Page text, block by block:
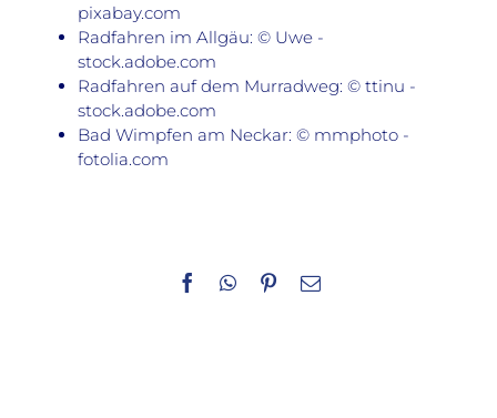
pixabay.com
Radfahren im Allgäu: © Uwe -
stock.adobe.com
Radfahren auf dem Murradweg: © ttinu -
stock.adobe.com
Bad Wimpfen am Neckar: © mmphoto -
fotolia.com
Facebook
WhatsApp
Pinterest
E-